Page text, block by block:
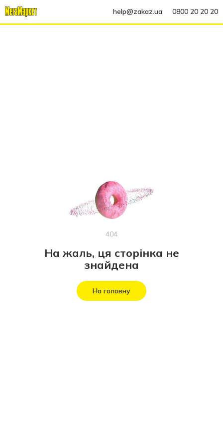
help@zakaz.ua 0800 20 20 20
404
На жаль, ця сторінка не
знайдена
На головну